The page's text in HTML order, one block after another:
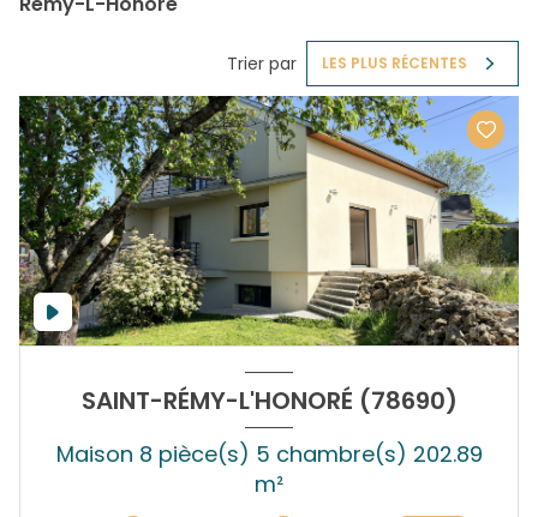
Trier par LES PLUS RÉCENTES
SAINT-RÉMY-L'HONORÉ (78690)
Maison 8 pièce(s) 5 chambre(s) 202.89
m²